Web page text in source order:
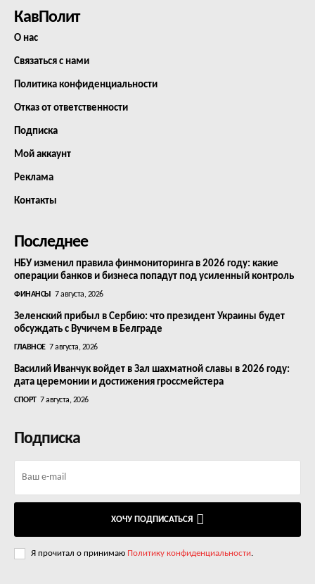
КавПолит
О нас
Связаться с нами
Политика конфиденциальности
Отказ от ответственности
Подписка
Мой аккаунт
Реклама
Контакты
Последнее
НБУ изменил правила финмониторинга в 2026 году: какие
операции банков и бизнеса попадут под усиленный контроль
ФИНАНСЫ 7 августа, 2026
Зеленский прибыл в Сербию: что президент Украины будет
обсуждать с Вучичем в Белграде
ГЛАВНОЕ 7 августа, 2026
Василий Иванчук войдет в Зал шахматной славы в 2026 году:
дата церемонии и достижения гроссмейстера
СПОРТ 7 августа, 2026
Подписка
ХОЧУ ПОДПИСАТЬСЯ
Я прочитал о принимаю Политику конфиденциальности.